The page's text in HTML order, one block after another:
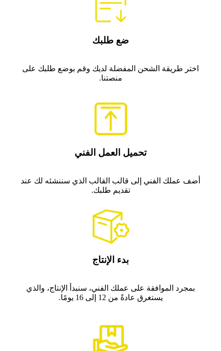
ضع طلبك
اختر طريقة الشحن المفضلة لديك وقم بوضع طلبك على
منصتنا.
تحميل العمل الفني
أضف عملك الفني إلى قالب القالب الذي سننشئه لك عند
تقديم طلبك.
بدء الإنتاج
بمجرد الموافقة على عملك الفني، سنبدأ الإنتاج، والذي
يستغرق عادةً من 12 إلى 16 يومًا.